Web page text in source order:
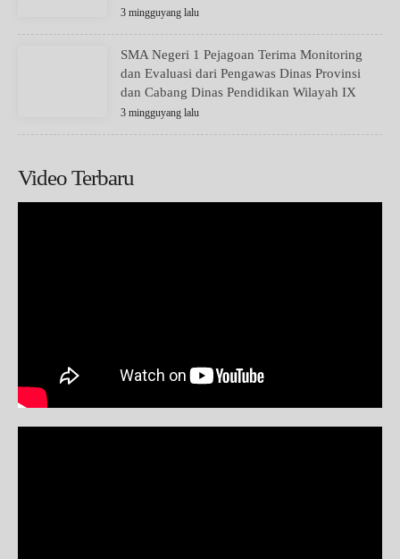
3 mingguyang lalu
SMA Negeri 1 Pejagoan Terima Monitoring
dan Evaluasi dari Pengawas Dinas Provinsi
dan Cabang Dinas Pendidikan Wilayah IX
3 mingguyang lalu
Video Terbaru